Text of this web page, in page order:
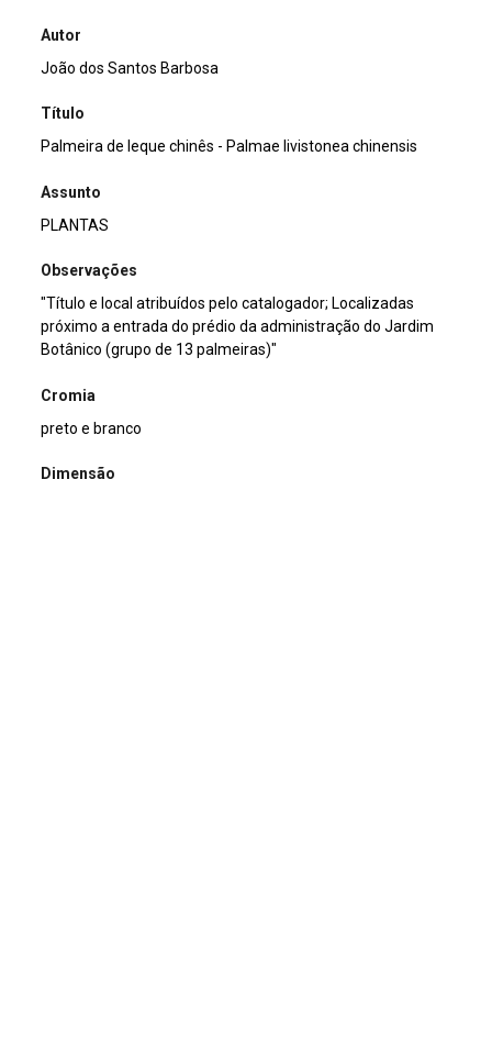
Autor
João dos Santos Barbosa
Título
Palmeira de leque chinês - Palmae livistonea chinensis
Assunto
PLANTAS
Observações
"Título e local atribuídos pelo catalogador; Localizadas
próximo a entrada do prédio da administração do Jardim
Botânico (grupo de 13 palmeiras)"
Cromia
preto e branco
Dimensão